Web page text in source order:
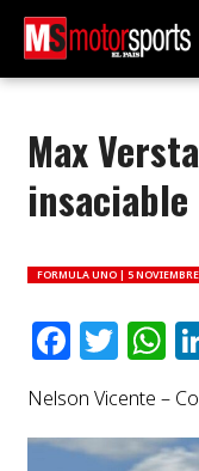
Max
insaciable
FORMULA UNO | 5
Nelson Vicente –